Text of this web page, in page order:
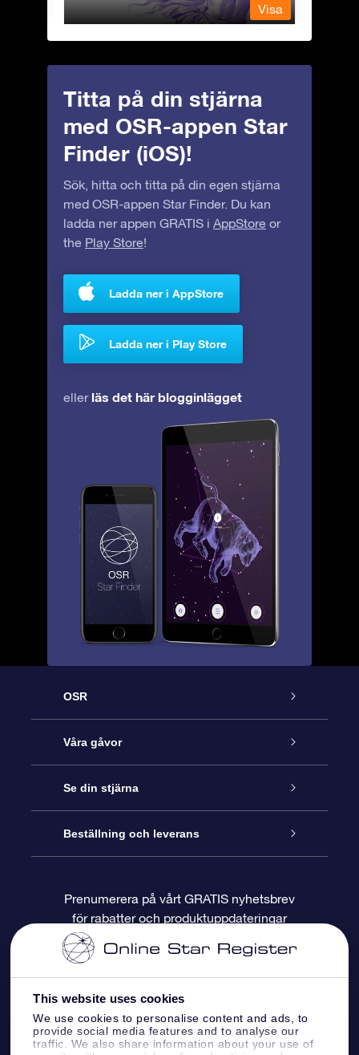
This website uses cookies
We use cookies to personalise content and ads, to
provide social media features and to analyse our
traffic. We also share information about your use of
Visa
Titta på din stjärna
med OSR-appen Star
Finder (iOS)!
Sök, hitta och titta på din egen stjärna
med OSR-appen Star Finder. Du kan
ladda ner appen GRATIS i AppStore or
the Play Store!
Ladda ner i AppStore
Ladda ner i Play Store
eller läs det här blogginlägget
OSR
Kundtjänst
Kontakta oss
Blogg
Recensioner
Våra gåvor
Online-Stjärngåva
OSR Gåvopaket
OSR Presentkort
Företagspresenter
Se din stjärna
Stjärnregiste
Personlig Stjärnsida
One Million Stars
OSR Starsaver
Beställning och leverans
Betalningsinformation
Returpolicy
Prenumerera på vårt GRATIS nyhetsbrev
för rabatter och produktuppdateringar